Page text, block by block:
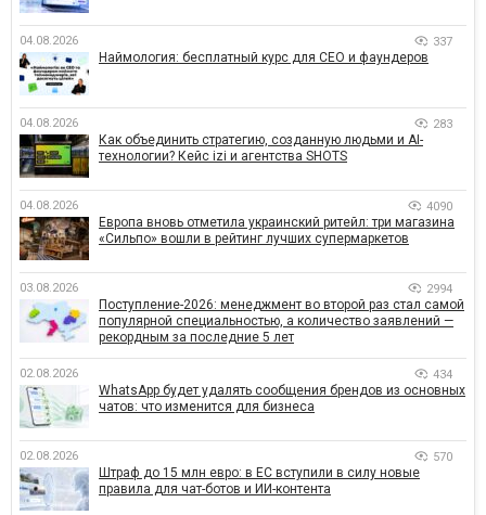
04.08.2026 337
Наймология: бесплатный курс для CEO и фаундеров
04.08.2026 283
Как объединить стратегию, созданную людьми и AI-
технологии? Кейс izi и агентства SHOTS
04.08.2026 4090
Европа вновь отметила украинский ритейл: три магазина
«Сильпо» вошли в рейтинг лучших супермаркетов
03.08.2026 2994
Поступление-2026: менеджмент во второй раз стал самой
популярной специальностью, а количество заявлений —
рекордным за последние 5 лет
02.08.2026 434
WhatsApp будет удалять сообщения брендов из основных
чатов: что изменится для бизнеса
02.08.2026 570
Штраф до 15 млн евро: в ЕС вступили в силу новые
правила для чат-ботов и ИИ-контента